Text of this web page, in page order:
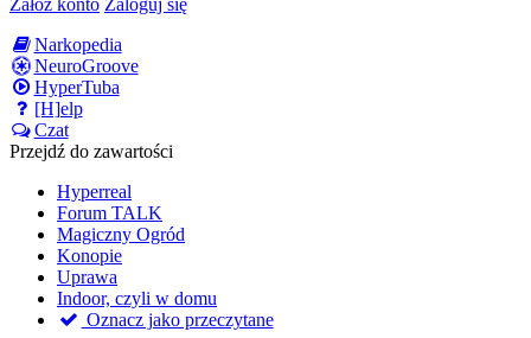
Załóż konto Zaloguj się
Narkopedia
NeuroGroove
HyperTuba
[H]elp
Czat
Przejdź do zawartości
Hyperreal
Forum TALK
Magiczny Ogród
Konopie
Uprawa
Indoor, czyli w domu
Oznacz jako przeczytane